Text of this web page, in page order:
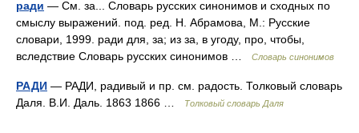
ради — См. за... Словарь русских синонимов и сходных по
смыслу выражений. под. ред. Н. Абрамова, М.: Русские
словари, 1999. ради для, за; из за, в угоду, про, чтобы,
вследствие Словарь русских синонимов …
Словарь синонимов
РАДИ — РАДИ, радивый и пр. см. радость. Толковый словарь
Даля. В.И. Даль. 1863 1866 …
Толковый словарь Даля